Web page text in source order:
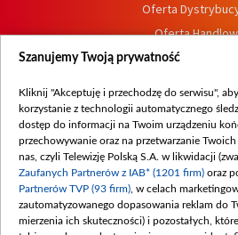
Oferta
Oferta
Dostępność
Procedura zgłoszeń
Szanujemy Twoją prywatność
Kliknij "Akceptuję i przechodzę do serwisu",
korzystanie z technologii automatycznego
dostęp do informacji na Twoim urządzeniu
przechowywanie oraz na przetwarzanie
nas, czyli Telewizję Polską S.A. w likwidacji
Zaufanych Partnerów z IAB* (1201 firm) oraz
Partnerów TVP (93 firm) , w celach
zautomatyzowanego dopasowania reklam do
mierzenia ich skuteczności) i pozostałych,